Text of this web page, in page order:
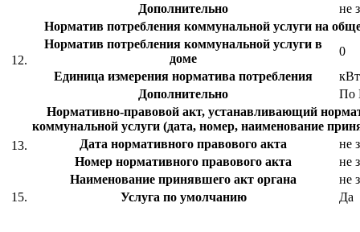
Дополнительно
не
12.
Норматив потребления коммунальной услуги на
Норматив потребления коммунальной услуги в
доме
0
Единица измерения норматива потребления
Дополнительно
По
13.
Нормативно-правовой акт, устанавливающий
коммунальной услуги (дата, номер, наименование
Дата нормативного правового акта
не
Номер нормативного правового акта
не
Наименование принявшего акт органа
не
15.
Услуга по умолчанию Да